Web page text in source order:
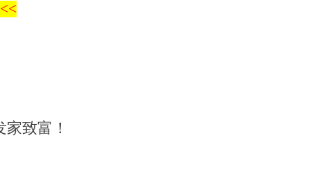
致富！